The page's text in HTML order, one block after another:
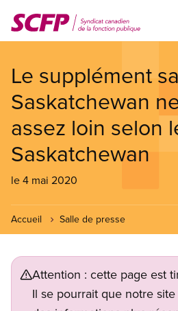
au
contenu
Le supplément
Saskatchewan
assez loin selon
Saskatchewan
le 4 mai 2020
Accueil Salle de presse
Attention : cette page est
Il se pourrait que notre